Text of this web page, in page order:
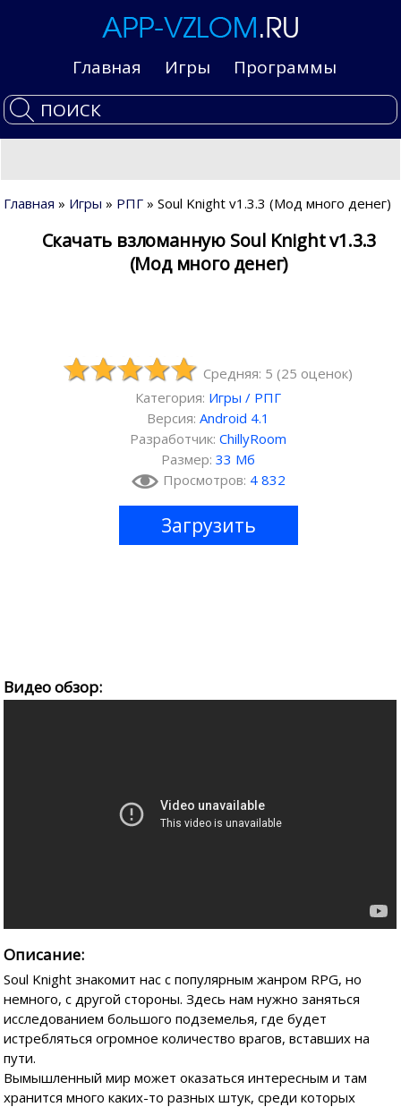
Главная Игры Программы
Главная » Игры » РПГ » Soul Knight v1.3.3 (Мод много денег)
Скачать взломанную Soul Knight v1.3.3
(Мод много денег)
Средняя: 5 (25 оценок)
Категория: Игры / РПГ
Версия:Android 4.1
Разработчик:ChillyRoom
Размер:33 Мб
Просмотров: 4 832
Загрузить
Видео обзор:
Описание:
Soul Knight знакомит нас с популярным жанром RPG, но
немного, с другой стороны. Здесь нам нужно заняться
исследованием большого подземелья, где будет
истребляться огромное количество врагов, вставших на
пути.
Вымышленный мир может оказаться интересным и там
хранится много каких-то разных штук, среди которых